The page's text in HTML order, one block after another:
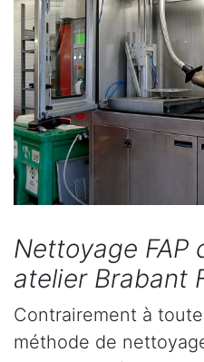
Nettoyage FAP
atelier Brabant
Contrairement à
méthode de